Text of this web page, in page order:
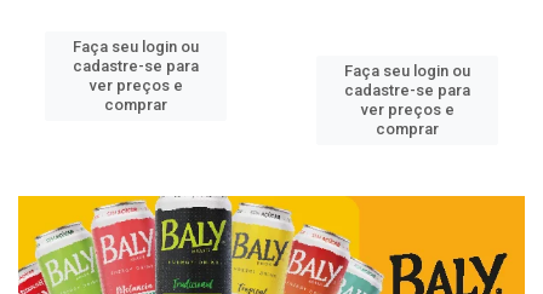
Faça seu login ou
cadastre-se para
ver preços e
comprar
Faça seu login ou
cadastre-se para
ver preços e
comprar